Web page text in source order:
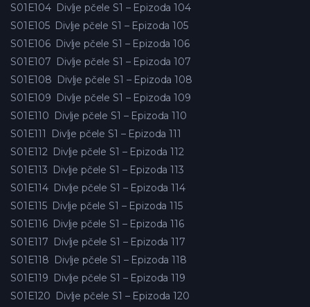
S01E104 Divlje pčele S1 – Epizoda 104
S01E105 Divlje pčele S1 – Epizoda 105
S01E106 Divlje pčele S1 – Epizoda 106
S01E107 Divlje pčele S1 – Epizoda 107
S01E108 Divlje pčele S1 – Epizoda 108
S01E109 Divlje pčele S1 – Epizoda 109
S01E110 Divlje pčele S1 – Epizoda 110
S01E111
Divlje pčele S1 – Epizoda 111
S01E112 Divlje pčele S1 – Epizoda 112
S01E113 Divlje pčele S1 – Epizoda 113
S01E114 Divlje pčele S1 – Epizoda 114
S01E115 Divlje pčele S1 – Epizoda 115
S01E116 Divlje pčele S1 – Epizoda 116
S01E117 Divlje pčele S1 – Epizoda 117
S01E118 Divlje pčele S1 – Epizoda 118
S01E119 Divlje pčele S1 – Epizoda 119
S01E120 Divlje pčele S1 – Epizoda 120